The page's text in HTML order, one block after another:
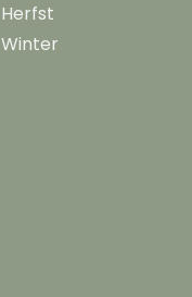
Herfst
Winter